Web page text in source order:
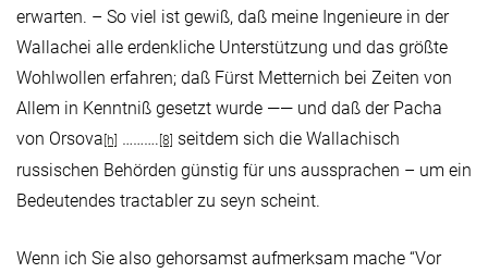
erwarten. – So viel ist gewiß, daß meine Ingenieure in der
Wallachei alle erdenkliche Unterstützung und das größte
Wohlwollen erfahren; daß Fürst Metternich bei Zeiten von
Allem in Kenntniß gesetzt wurde —— und daß der Pacha
von Orsova [h] ………. [8]
seitdem sich die Wallachisch
russischen Behörden günstig für uns aussprachen – um ein
Bedeutendes tractabler zu seyn scheint.
Wenn ich Sie also gehorsamst aufmerksam mache “Vor